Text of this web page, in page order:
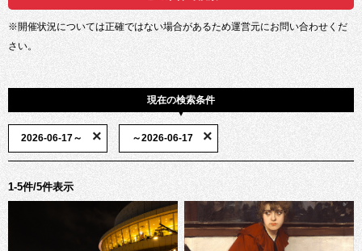
※開催状況については正確ではない場合があるため運営元にお問い合わせくだ
さい。
現在の検索条件
2026-06-17～ × ～2026-06-17 ×
1-5件/5件表示